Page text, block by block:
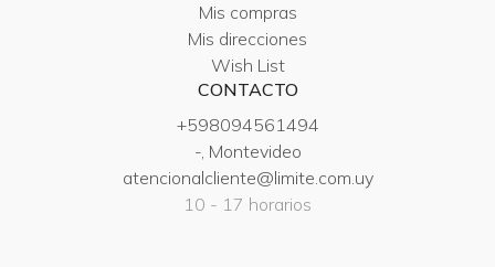
Mis compras
Mis direcciones
Wish List
CONTACTO
+598094561494
-, Montevideo
atencionalcliente@limite.com.uy
10 - 17 horarios